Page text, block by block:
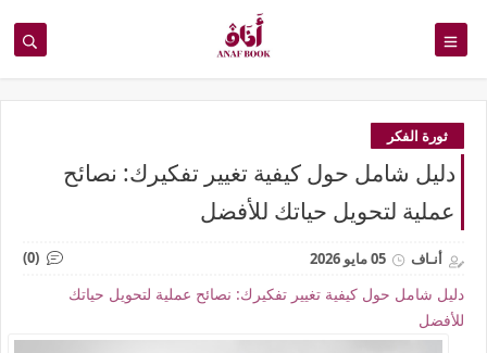
ثورة الفكر
دليل شامل حول كيفية تغيير تفكيرك: نصائح
عملية لتحويل حياتك للأفضل
أنـاف 05 مايو 2026 (0)
دليل شامل حول كيفية تغيير تفكيرك: نصائح عملية لتحويل حياتك
للأفضل